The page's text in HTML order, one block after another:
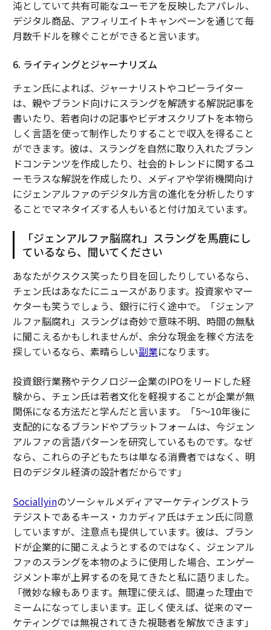
沌としていて共有可能なユーモアを反映したアパレル、
デジタル商品、アフィリエイトキャンペーンを通じて毎
月数千ドルを稼ぐことができると言います。
6. ライティングとジャーナリズム
チェン氏によれば、ジャーナリストやコピーライター
は、親やブランド向けにスラングを解読する解説記事を
書いたり、若者向けの記事やビデオスクリプトを本物ら
しく言語を使って制作したりすることで収入を得ること
ができます。彼は、スラングを自然に取り入れたブラン
ドコンテンツを作成したり、社会的トレンドに関するユ
ーモラスな解説を作成したり、メディアや学術機関向け
にジェンアルファのデジタル方言の進化を分析したりす
ることでマネタイズする人もいると付け加えています。
「ジェンアルファ脳腐れ」スラングを馬鹿にし
ているなら、聞いてください
あなたがクスクス笑ったり目を回したりしているなら、
チェン氏はあなたにニュースがあります。投資家やマー
ケターも笑うでしょう、銀行に行く途中で。「ジェンア
ルファ脳腐れ」スラングは奇妙で意味不明、時間の無駄
に聞こえるかもしれませんが、余分な現金を稼ぐ方法を
探しているなら、素晴らしい副業になります。
投資銀行業務やテクノロジー企業のIPOをリードした経
験から、チェン氏は若者文化を軽視することが企業が無
関係になる方法だと学んだと言います。「5〜10年後に
支配的になるブランドやプラットフォームは、今ジェン
アルファの言語パターンを研究しているものです。なぜ
なら、これらの子どもたちは単なる消費者ではなく、明
日のデジタル経済の設計者だからです」
Sociallyinのソーシャルメディアマーケティングストラ
テジストであるキース・カカディア氏はチェン氏に同意
していますが、注意点も提供しています。彼は、ブラン
ドが企業的に聞こえようとするのではなく、ジェンアル
ファのスラングを本物のように使用した場合、エンゲー
ジメント率が上昇するのを見てきたと私に語りました。
「微妙な線もあります。無理に使えば、間違った理由で
ミームになってしまいます。正しく使えば、従来のマー
ケティングでは無視されてきた視聴者を解放できます」